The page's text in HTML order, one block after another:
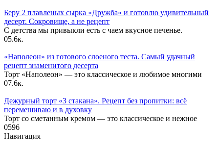
Беру 2 плавленых сырка «Дружба» и готовлю удивительный
десерт. Сокровище, а не рецепт
С детства мы привыкли есть с чаем вкусное печенье.
05.6к.
«Наполеон» из готового слоеного теста. Самый удачный
рецепт знаменитого десерта
Торт «Наполеон» — это классическое и любимое многими
07.6к.
Дежурный торт «3 стакана». Рецепт без пропитки: всё
перемешиваю и в духовку
Торт со сметанным кремом — это классическое и нежное
0596
Навигация